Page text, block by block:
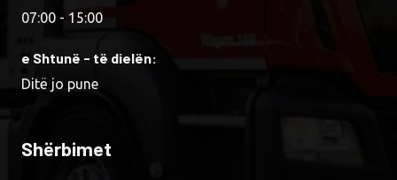
07:00 - 15:00
e Shtunë - të dielën:
Ditë jo pune
Shërbimet